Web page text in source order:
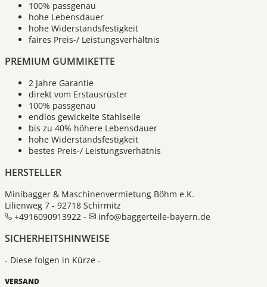
100% passgenau
hohe Lebensdauer
hohe Widerstandsfestigkeit
faires Preis-/ Leistungsverhältnis
PREMIUM GUMMIKETTE
2 Jahre Garantie
direkt vom Erstausrüster
100% passgenau
endlos gewickelte Stahlseile
bis zu 40% höhere Lebensdauer
hohe Widerstandsfestigkeit
bestes Preis-/ Leistungsverhätnis
HERSTELLER
Minibagger & Maschinenvermietung Böhm e.K.
Lilienweg 7 - 92718 Schirmitz
+4916090913922 -
info@baggerteile-bayern.de
SICHERHEITSHINWEISE
- Diese folgen in Kürze -
VERSAND